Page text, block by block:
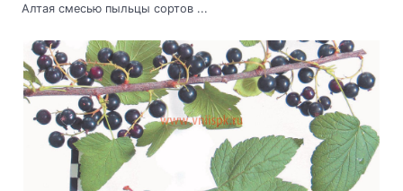
Алтая смесью пыльцы сортов ...